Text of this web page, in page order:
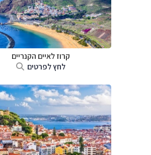
קרוז לאיים הקנריים
לחץ לפרטים